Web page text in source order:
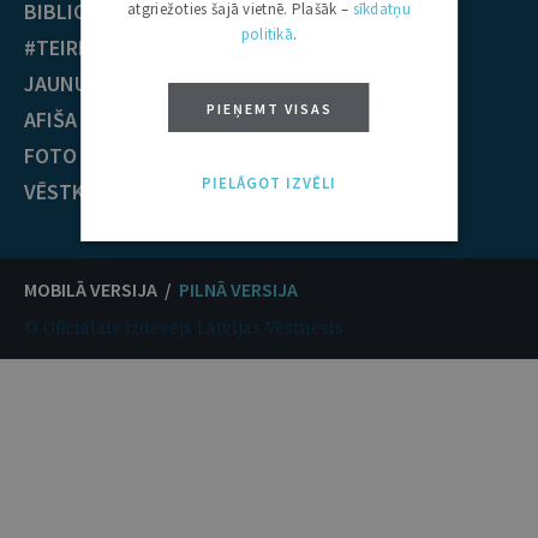
BIBLIOTĒKA
#TEIRDARBS
JAUNUMI
AFIŠA
FOTO / VIDEO
VĒSTKOPA
Krimināltiesības
TIESĪBU PRAKSE
EST nolēmumi
ECT nolēmumi
MOBILĀ VERSIJA / PILNĀ VERSIJA
© Oficiālais izdevējs Latvijas Vēstnesis
atgriežoties šajā vietnē. Plašāk – sīkdatņu
politikā.
PIEŅEMT VISAS
PIELĀGOT IZVĒLI